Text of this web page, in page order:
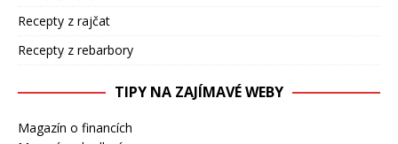
Recepty z rajčat
Recepty z rebarbory
TIPY NA ZAJÍMAVÉ WEBY
Magazín o financích